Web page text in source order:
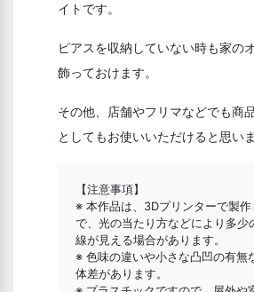
イトです。
ピアスを収納していない時も家の
飾っておけます。
その他、店舗やフリマなどでも商
としてもお使いいただけると思いま
【注意事項】
※ 本作品は、3Dプリンターで製
で、光の当たり方などにより多少
線が見える場合があります。
※ 色味の違いや小さな凸凹の有無
体差があります。